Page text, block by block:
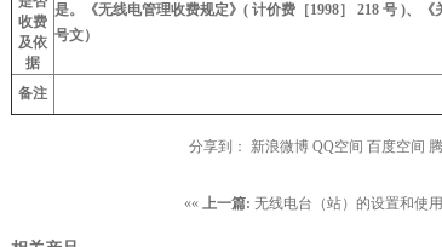
收费
及依
据
是。《无线电管理收费规定》 ( 计价费［1998］ 218 号 )、
号文）
备注
分享到： 新浪微博 QQ空间 百度空间
«« 上一篇: 无线电台（站）的设置和使